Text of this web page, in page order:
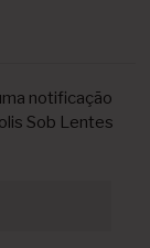
notificação
Sob Lentes